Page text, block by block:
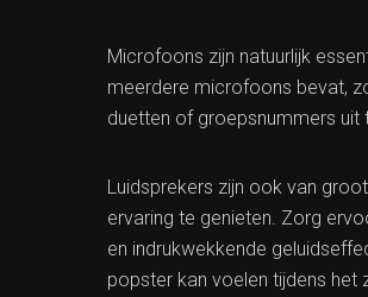
Microfoons zijn natuurlijk
meerdere microfoons bevat,
duetten of groepsnummers
Luidsprekers zijn ook van
ervaring te genieten. Zorg
en indrukwekkende
popster kan voelen tijdens het